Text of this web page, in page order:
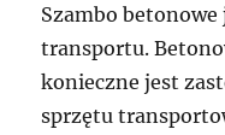
Szambo
transportu.
konieczne jest
sprzętu